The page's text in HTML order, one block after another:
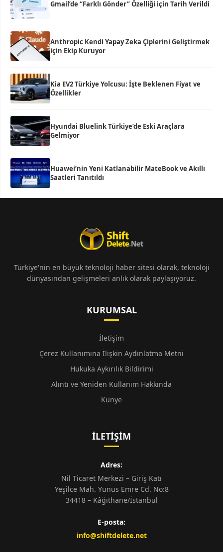
Gmail’de “Farklı Gönder” Özelliği için Tarih Verildi
Anthropic Kendi Yapay Zeka Çiplerini Geliştirmek
için Ekip Kuruyor
Kia EV2 Türkiye Yolcusu: İşte Beklenen Fiyat ve
Özellikler
Hyundai Bluelink Türkiye’de Eski Araçlara
Gelmiyor
Huawei’nin Yeni Katlanabilir MateBook ve Akıllı
Saatleri Tanıtıldı
Türkiye'nin en büyük teknoloji haber sitesi olarak, teknoloji
dünyasından gelişmeleri anlık olarak paylaşıyoruz.
KURUMSAL
İletişim
Çerez Kullanımına İlişkin Aydınlatma Metni
Hukuka Aykırılık Bildirimi
Alıntı ve Yeniden Kullanım Hakkında
Künye
İLETIŞIM
Adres:
Nil Ticaret Merkezi – Giriş Katı
Yeşilce Mah. Yunus Emre Cd. No:8
34418 – Kâğıthane/İstanbul
E-posta:
info@shiftdelete.net